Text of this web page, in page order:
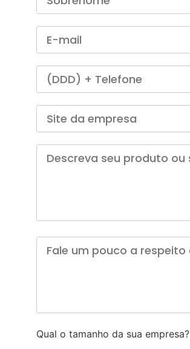
Qual o tamanho da sua empresa?